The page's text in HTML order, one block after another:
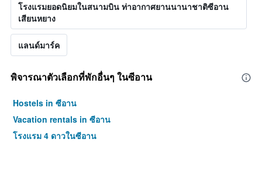
โรงแรมยอดนิยมในสนามบิน ท่าอากาศยานนานาชาติซีอาน
เสียนหยาง
แลนด์มาร์ค
พิจารณาตัวเลือกที่พักอื่นๆ ในซีอาน
Hostels in ซีอาน
Vacation rentals in ซีอาน
โรงแรม 4 ดาวในซีอาน